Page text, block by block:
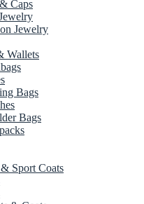
Caps
Jewelry
Wallets
Bags
Bags
Sport Coats